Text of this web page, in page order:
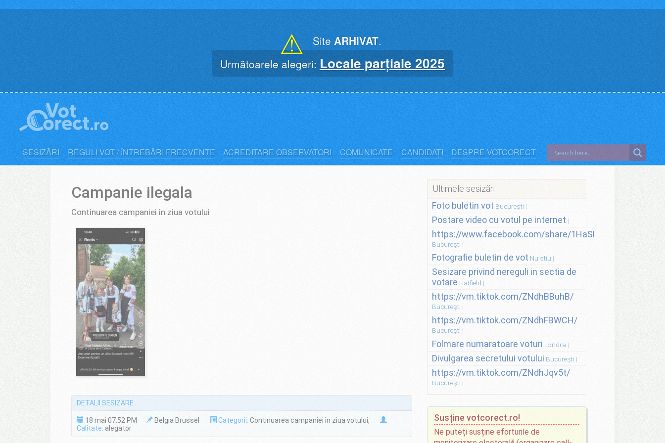
⚠ Site ARHIVAT.
Următoarele alegeri: Locale parțiale 2025
SESIZĂRI REGULI VOT / ÎNTREBĂRI FRECVENTE ACREDITARE OBSERVATORI COMUNICATE CANDIDAȚI DESPRE VOTCORECT
Campanie ilegala
Continuarea campaniei in ziua votului
DETALII SESIZARE
18 mai 07:52 PM · Belgia Brussel · Categorii: Continuarea campaniei în ziua votului,
·
Calitate: alegator
Ultimele sesizări
Foto buletin vot București
Postare video cu votul pe internet
https://www.facebook.com/share/1HaSNsHSvo/
București
Fotografie buletin de vot Nu stiu
Sesizare privind nereguli in sectia de
votare Hatfield
https://vm.tiktok.com/ZNdhBBuhB/
București
https://vm.tiktok.com/ZNdhFBWCH/
București
Folmare numaratoare voturi Londra
Divulgarea secretului votului București
https://vm.tiktok.com/ZNdhJqv5t/
București
Susține votcorect.ro!
Ne puteți susține eforturile de